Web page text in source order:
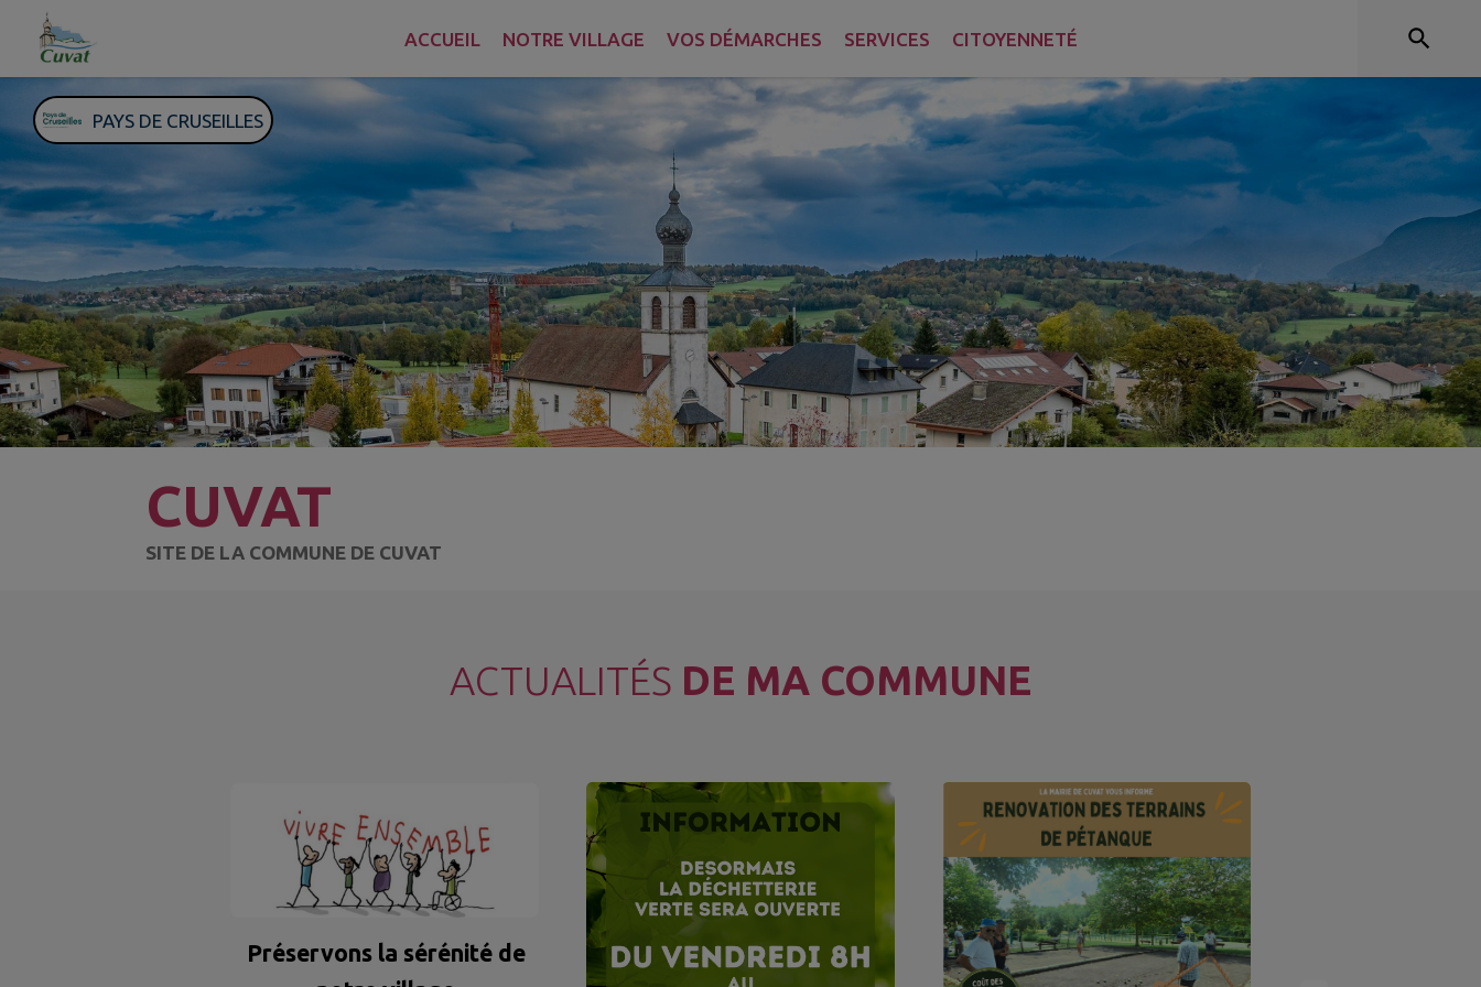
Contenu Pied de pageACCUEIL NOTRE VILLAGE VOS DÉMARCHES SERVICES CITOYENNETÉ
PAYS DE CRUSEILLES
CUVAT
SITE DE LA COMMUNE DE CUVAT
ACTUALITÉS DE MA COMMUNE
Préservons la sérénité de